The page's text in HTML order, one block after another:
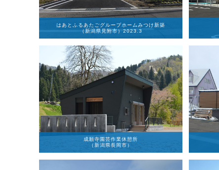
はあとふるあたごグループホームみつけ新築
（新潟県見附市）2023.3
成願寺園芸作業休憩所
（新潟県長岡市）